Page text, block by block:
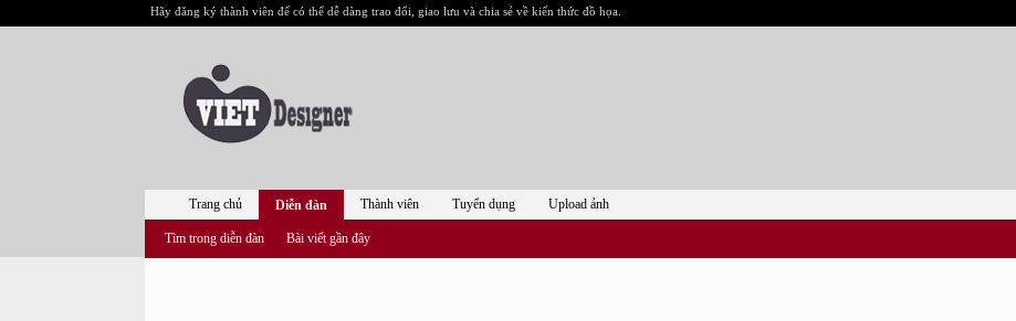
Hãy đăng ký thành viên để có thể dễ dàng trao đổi, giao lưu và chia sẻ về kiến thức đồ họa.
Trang chủ Diễn đàn
Tìm trong diễn đàn Bài viết gần đây
Thành viên Tuyển dụng Upload ảnh